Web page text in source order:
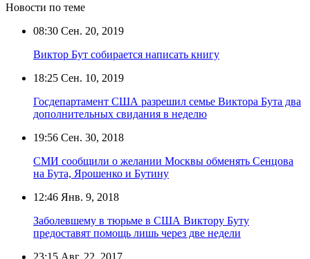
Новости по теме
08:30 Сен. 20, 2019
Виктор Бут собирается написать книгу
18:25 Сен. 10, 2019
Госдепартамент США разрешил семье Виктора Бута два
дополнительных свидания в неделю
19:56 Сен. 30, 2018
СМИ сообщили о желании Москвы обменять Сенцова
на Бута, Ярошенко и Бутину
12:46 Янв. 9, 2018
Заболевшему в тюрьме в США Виктору Буту
предоставят помощь лишь через две недели
23:15 Авг. 22, 2017